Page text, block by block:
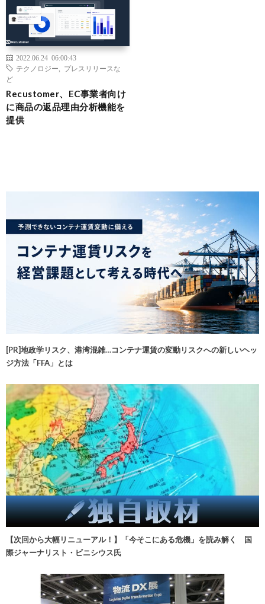
2022.06.24 06:00:43
テクノロジー
プレスリリースな
ど
Recustomer、EC事業者向け
に商品の返品理由分析機能を
提供
[PR]地政学リスク、港湾混雑…コンテナ運賃の変動リスクへの新しいヘッ
ジ方法「FFA」とは
【次回から大幅リニューアル！】「今そこにある危機」を読み解く 国
際ジャーナリスト・ビニシウス氏